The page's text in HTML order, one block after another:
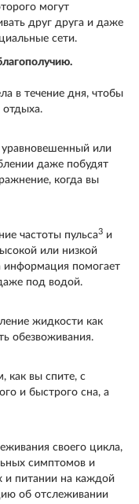
могут
друг друга и даже
сети.
в течение дня, чтобы
отдыха.
уравновешенный или
даже побудят
когда вы
частоты пульса3 и
или низкой
информация помогает
под водой.
жидкости как
обезвоживания.
как вы спите, с
и быстрого сна, а
своего цикла,
симптомов и
и питании на каждой
об отслеживании